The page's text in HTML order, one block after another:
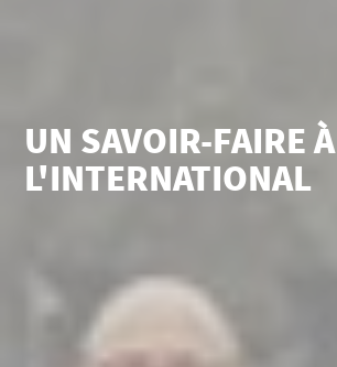
UN SAVOIR-FAIRE À
L'INTERNATIONAL